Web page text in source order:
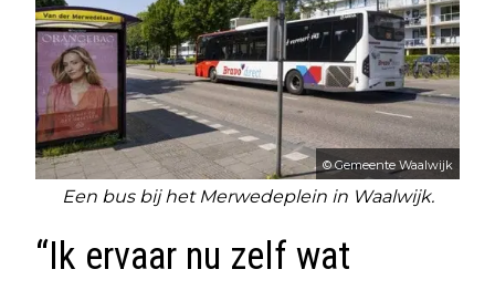
© Gemeente Waalwijk
Een bus bij het Merwedeplein in Waalwijk.
“Ik ervaar nu zelf wat